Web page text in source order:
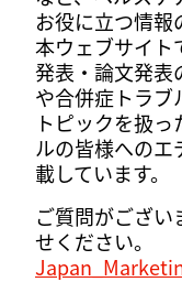
お役に立つ情報
本ウェブサイ
発表・論文発表
や合併症トラブ
トピックを扱
ルの皆様へのエ
載しています。
ご質問がござ
せください。